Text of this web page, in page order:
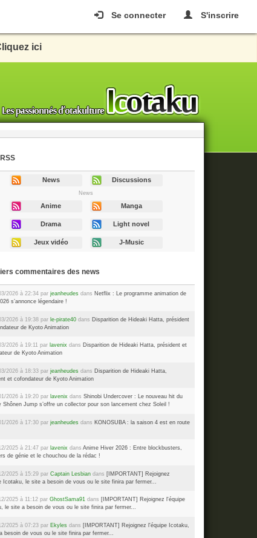
Se connecter S'inscrire
ici
RSS
News Discussions
News
Anime Manga
Drama Light novel
Jeux vidéo J-Music
commentaires des news
2026 à 22:34 par jeanheudesdans Netflix : Le programme animation de
s’annonce légendaire !
2026 à 19:38 par le-pirate40dans Disparition de Hideaki Hatta, président
de Kyoto Animation
2026 à 19:11 par lavenixdans Disparition de Hideaki Hatta, président et
de Kyoto Animation
2026 à 18:33 par jeanheudesdans Disparition de Hideaki Hatta,
et cofondateur de Kyoto Animation
2026 à 19:20 par lavenixdans Shinobi Undercover : Le nouveau hit du
Shônen Jump s’offre un collector pour son lancement chez Soleil !
2026 à 17:30 par jeanheudesdans KONOSUBA : la saison 4 est en route
2025 à 21:47 par lavenixdans Anime Hiver 2026 : Entre blockbusters,
de génie et le chouchou de la rédac !
2025 à 15:29 par Captain Lesbiandans [IMPORTANT] Rejoignez
Icotaku, le site a besoin de vous ou le site finira par fermer...
2025 à 11:12 par GhostSama91dans [IMPORTANT] Rejoignez l'équipe
le site a besoin de vous ou le site finira par fermer...
2025 à 07:23 par Ekylesdans [IMPORTANT] Rejoignez l'équipe Icotaku,
besoin de vous ou le site finira par fermer...